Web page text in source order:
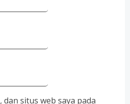
dan situs web saya pada